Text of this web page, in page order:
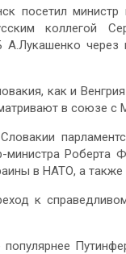
посетил министр
коллегой
через
как и
в союзе с
Роберта
в НАТО, а
к
популярнее